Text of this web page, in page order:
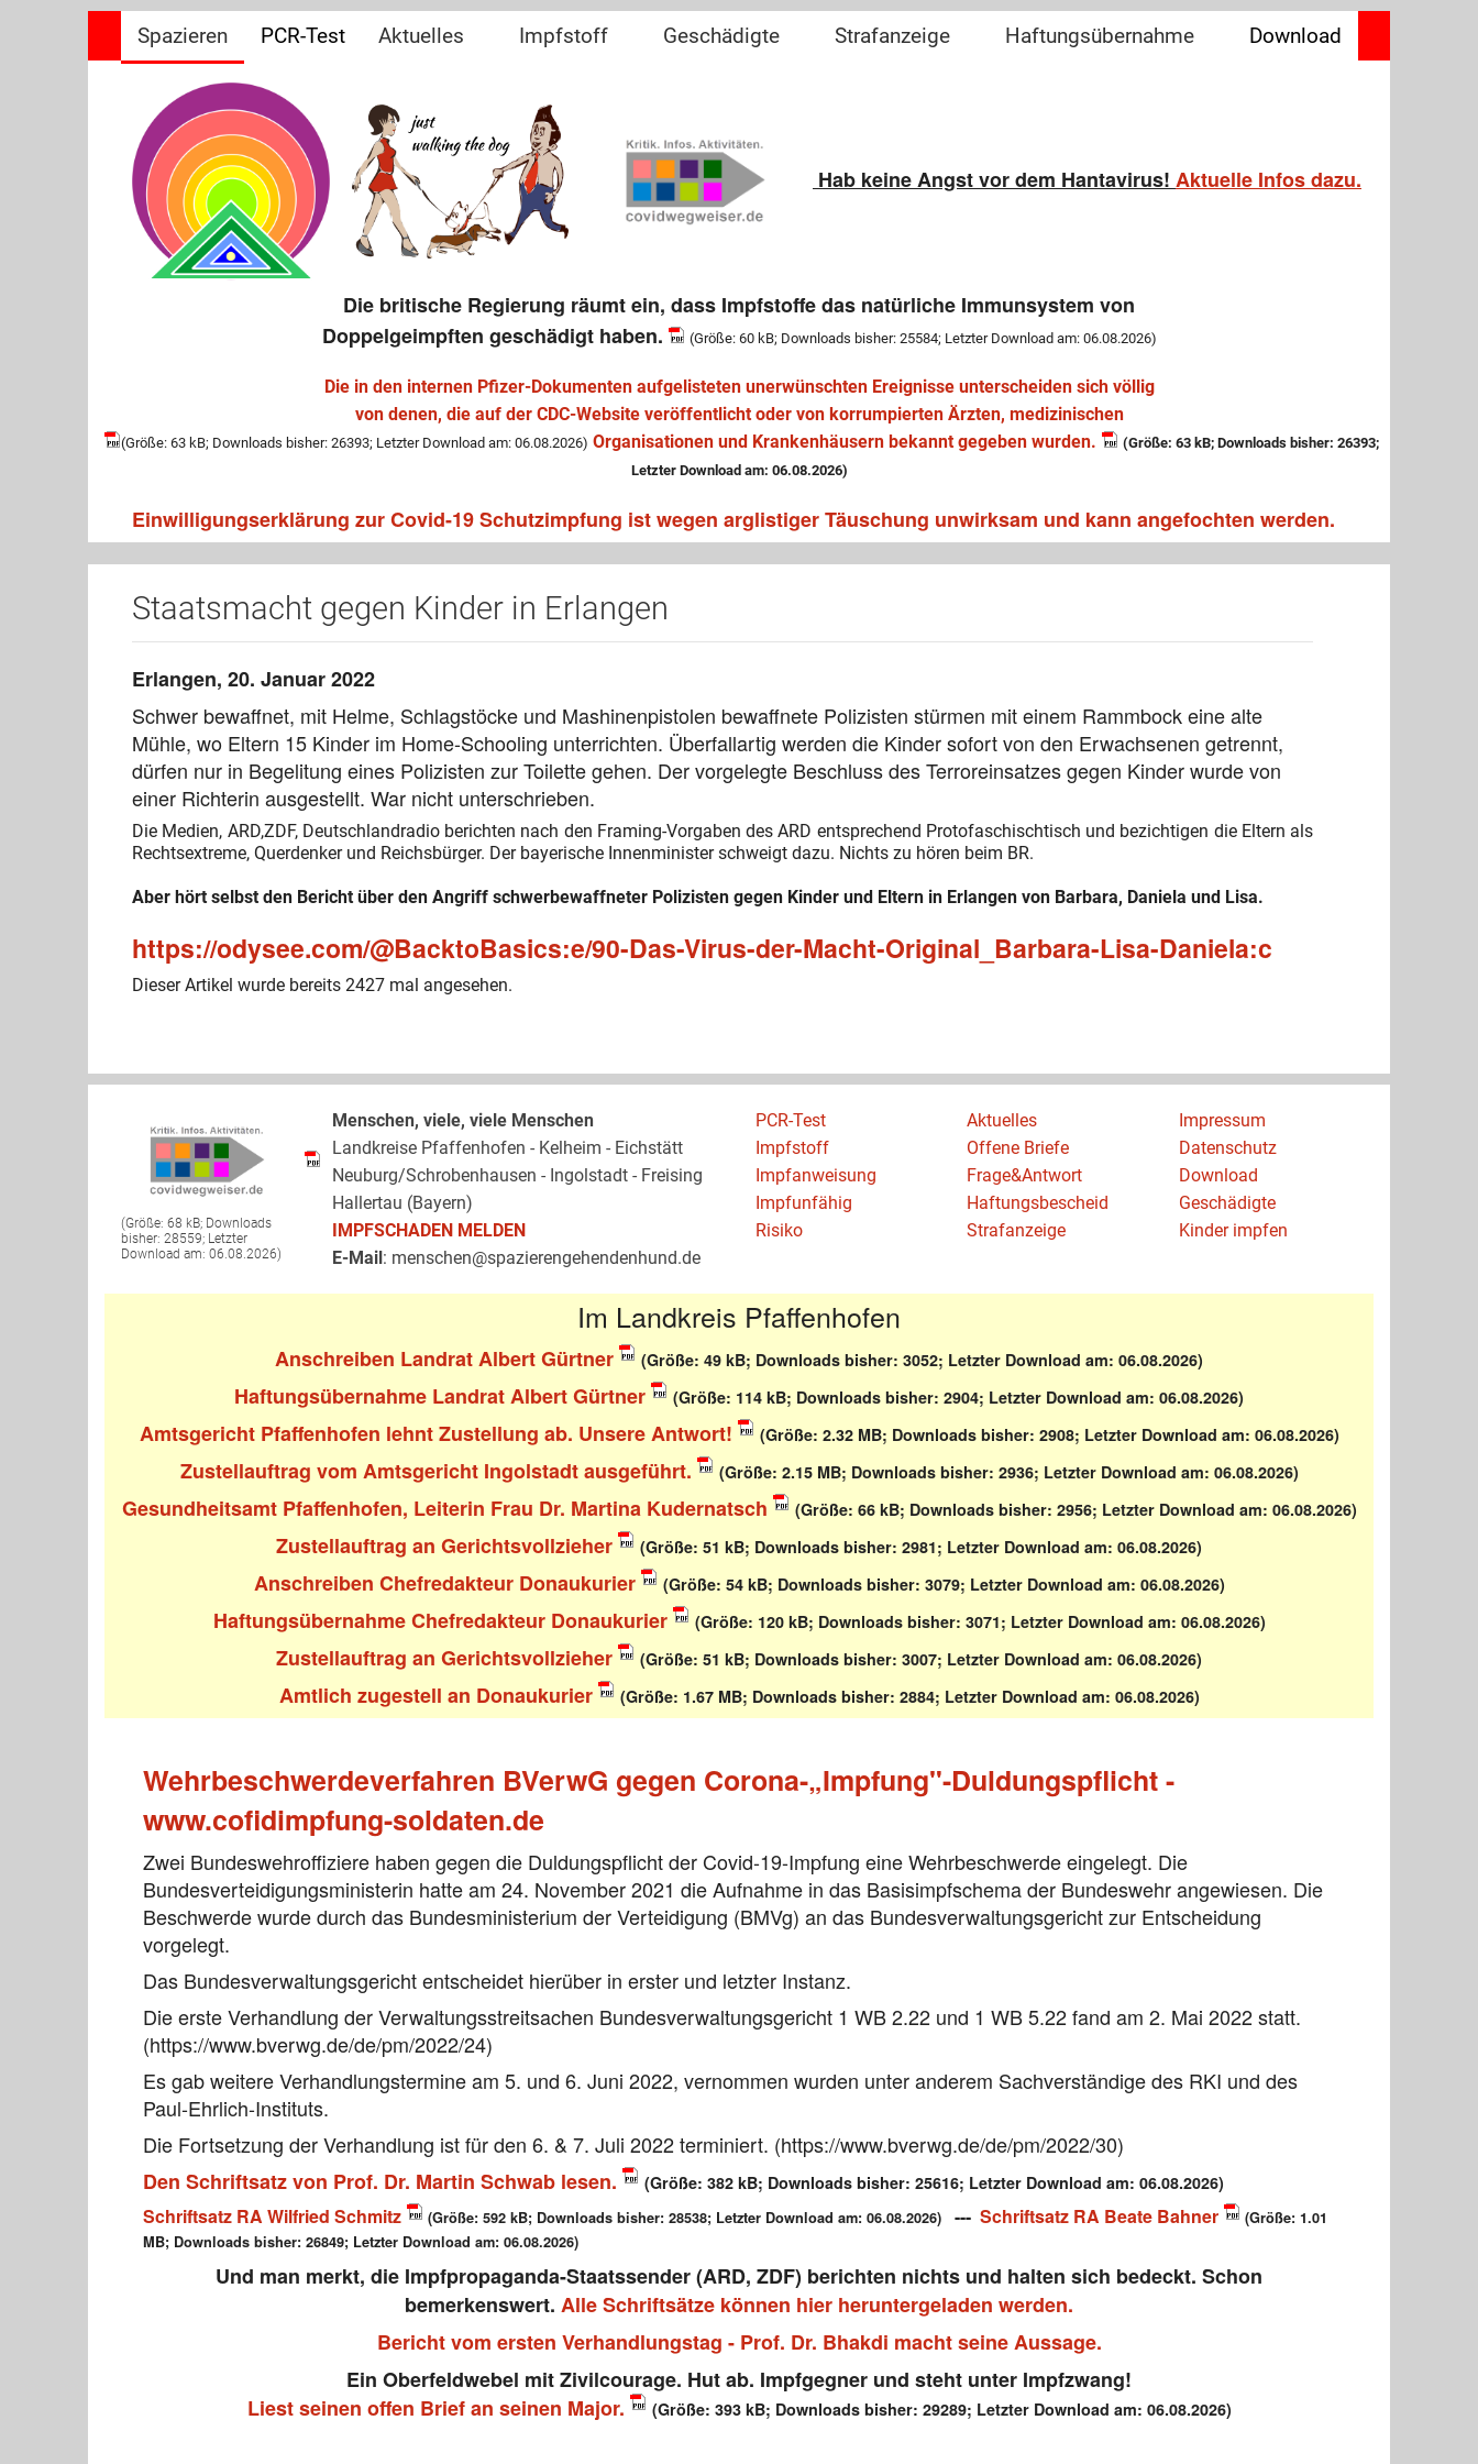
Spazieren PCR-Test
Aktuelles
Frage&Antwort
Impfpflicht
Impfstoff
Risiko-Nebenwirkung
Impfunfähig
Impfanweisung
Geschädigte
Strafanzeige
Haftungsübernahme
Download
Hab keine Angst vor dem Hantavirus! Aktuelle Infos dazu.
Die britische Regierung räumt ein, dass Impfstoffe das natürliche Immunsystem von
Doppelgeimpften geschädigt haben.
(Größe: 60 kB; Downloads bisher: 25584; Letzter Download am: 06.08.2026)
Die in den internen Pfizer-Dokumenten aufgelisteten unerwünschten Ereignisse unterscheiden sich völlig
von denen, die auf der CDC-Website veröffentlicht oder von korrumpierten Ärzten, medizinischen
(Größe: 63 kB; Downloads bisher: 26393; Letzter Download am: 06.08.2026) Organisationen und Krankenhäusern bekannt gegeben wurden.
(Größe: 63 kB; Downloads bisher: 26393;
Letzter Download am: 06.08.2026)
Einwilligungserklärung zur Covid-19 Schutzimpfung ist wegen arglistiger Täuschung unwirksam und kann angefochten werden.
Staatsmacht gegen Kinder in Erlangen
Erlangen, 20. Januar 2022
Schwer bewaffnet, mit Helme, Schlagstöcke und Mashinenpistolen bewaffnete Polizisten stürmen mit einem Rammbock eine alte
Mühle, wo Eltern 15 Kinder im Home-Schooling unterrichten. Überfallartig werden die Kinder sofort von den Erwachsenen getrennt,
dürfen nur in Begelitung eines Polizisten zur Toilette gehen. Der vorgelegte Beschluss des Terroreinsatzes gegen Kinder wurde von
einer Richterin ausgestellt. War nicht unterschrieben.
Die Medien, ARD,ZDF, Deutschlandradio berichten nach den Framing-Vorgaben des ARD entsprechend Protofaschischtisch und bezichtigen die Eltern als
Rechtsextreme, Querdenker und Reichsbürger. Der bayerische Innenminister schweigt dazu. Nichts zu hören beim BR.
Aber hört selbst den Bericht über den Angriff schwerbewaffneter Polizisten gegen Kinder und Eltern in Erlangen von Barbara, Daniela und Lisa.
https://odysee.com/@BacktoBasics:e/90-Das-Virus-der-Macht-Original_Barbara-Lisa-Daniela:c
Dieser Artikel wurde bereits 2427 mal angesehen.
(Größe: 68 kB; Downloads
bisher: 28559; Letzter
Download am: 06.08.2026)
Menschen, viele, viele Menschen
Landkreise Pfaffenhofen - Kelheim - Eichstätt
Neuburg/Schrobenhausen - Ingolstadt - Freising
Hallertau (Bayern)
IMPFSCHADEN MELDEN
E-Mail: menschen@spazierengehendenhund.de
PCR-Test
Impfstoff
Impfanweisung
Impfunfähig
Risiko
Aktuelles
Offene Briefe
Frage&Antwort
Haftungsbescheid
Strafanzeige
Impressum
Datenschutz
Download
Geschädigte
Kinder impfen
Im Landkreis Pfaffenhofen
Anschreiben Landrat Albert Gürtner (Größe: 49 kB; Downloads bisher: 3052; Letzter Download am: 06.08.2026)
Haftungsübernahme Landrat Albert Gürtner (Größe: 114 kB; Downloads bisher: 2904; Letzter Download am: 06.08.2026)
Amtsgericht Pfaffenhofen lehnt Zustellung ab. Unsere Antwort! (Größe: 2.32 MB; Downloads bisher: 2908; Letzter Download am: 06.08.2026)
Zustellauftrag vom Amtsgericht Ingolstadt ausgeführt. (Größe: 2.15 MB; Downloads bisher: 2936; Letzter Download am: 06.08.2026)
Gesundheitsamt Pfaffenhofen, Leiterin Frau Dr. Martina Kudernatsch (Größe: 66 kB; Downloads bisher: 2956; Letzter Download am: 06.08.2026)
Zustellauftrag an Gerichtsvollzieher (Größe: 51 kB; Downloads bisher: 2981; Letzter Download am: 06.08.2026)
Anschreiben Chefredakteur Donaukurier (Größe: 54 kB; Downloads bisher: 3079; Letzter Download am: 06.08.2026)
Haftungsübernahme Chefredakteur Donaukurier (Größe: 120 kB; Downloads bisher: 3071; Letzter Download am: 06.08.2026)
Zustellauftrag an Gerichtsvollzieher (Größe: 51 kB; Downloads bisher: 3007; Letzter Download am: 06.08.2026)
Amtlich zugestell an Donaukurier (Größe: 1.67 MB; Downloads bisher: 2884; Letzter Download am: 06.08.2026)
Wehrbeschwerdeverfahren BVerwG gegen Corona-„Impfung"-Duldungspflicht -
www.cofidimpfung-soldaten.de
Zwei Bundeswehroffiziere haben gegen die Duldungspflicht der Covid-19-Impfung eine Wehrbeschwerde eingelegt. Die
Bundesverteidigungsministerin hatte am 24. November 2021 die Aufnahme in das Basisimpfschema der Bundeswehr angewiesen. Die
Beschwerde wurde durch das Bundesministerium der Verteidigung (BMVg) an das Bundesverwaltungsgericht zur Entscheidung
vorgelegt.
Das Bundesverwaltungsgericht entscheidet hierüber in erster und letzter Instanz.
Die erste Verhandlung der Verwaltungsstreitsachen Bundesverwaltungsgericht 1 WB 2.22 und 1 WB 5.22 fand am 2. Mai 2022 statt.
(https://www.bverwg.de/de/pm/2022/24)
Es gab weitere Verhandlungstermine am 5. und 6. Juni 2022, vernommen wurden unter anderem Sachverständige des RKI und des
Paul-Ehrlich-Instituts.
Die Fortsetzung der Verhandlung ist für den 6. & 7. Juli 2022 terminiert. (https://www.bverwg.de/de/pm/2022/30)
Den Schriftsatz von Prof. Dr. Martin Schwab lesen.
(Größe: 382 kB; Downloads bisher: 25616; Letzter Download am: 06.08.2026)
Schriftsatz RA Wilfried Schmitz (Größe: 592 kB; Downloads bisher: 28538; Letzter Download am: 06.08.2026) --- Schriftsatz RA Beate Bahner
(Größe: 1.01
MB; Downloads bisher: 26849; Letzter Download am: 06.08.2026)
Und man merkt, die Impfpropaganda-Staatssender (ARD, ZDF) berichten nichts und halten sich bedeckt. Schon
bemerkenswert. Alle Schriftsätze können hier heruntergeladen werden.
Bericht vom ersten Verhandlungstag - Prof. Dr. Bhakdi macht seine Aussage.
Ein Oberfeldwebel mit Zivilcourage. Hut ab. Impfgegner und steht unter Impfzwang!
Liest seinen offen Brief an seinen Major.
(Größe: 393 kB; Downloads bisher: 29289; Letzter Download am: 06.08.2026)